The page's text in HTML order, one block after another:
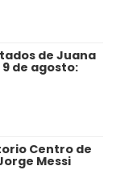
de Juana
de agosto:
Centro de
Messi